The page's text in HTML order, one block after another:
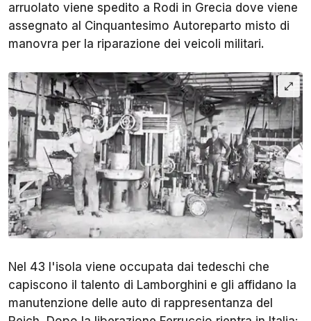
arruolato viene spedito a Rodi in Grecia dove viene
assegnato al Cinquantesimo Autoreparto misto di
manovra per la riparazione dei veicoli militari.
Nel 43 l'isola viene occupata dai tedeschi che
capiscono il talento di Lamborghini e gli affidano la
manutenzione delle auto di rappresentanza del